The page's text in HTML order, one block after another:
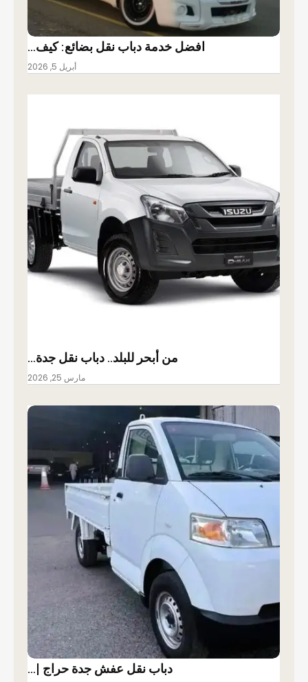
افضل خدمة دباب نقل بضائع: كيف…
أبريل 5, 2026
من أبحر للبلد.. دباب نقل جدة…
مارس 25, 2026
دباب نقل عفش جدة حراج |…